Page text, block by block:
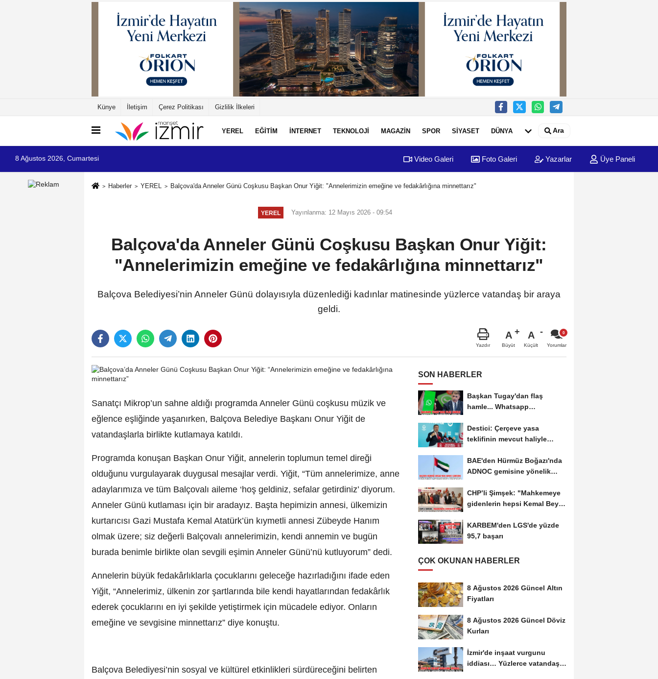
Künye İletişim Çerez Politikası Gizlilik İlkeleri
YEREL EĞİTİM İNTERNET TEKNOLOJİ MAGAZİN SPOR SİYASET DÜNYA Ara
8 Ağustos 2026, Cumartesi Video Galeri Foto Galeri Yazarlar Üye Paneli
Haberler YEREL Balçova'da Anneler Günü Coşkusu Başkan Onur Yiğit: "Annelerimizin emeğine ve fedakârlığına minnettarız"
YEREL Yayınlanma: 12 Mayıs 2026 - 09:54
Balçova'da Anneler Günü Coşkusu Başkan Onur Yiğit:
"Annelerimizin emeğine ve fedakârlığına minnettarız"
Balçova Belediyesi’nin Anneler Günü dolayısıyla düzenlediği kadınlar matinesinde yüzlerce vatandaş bir araya
geldi.
Yazdır
A
Büyüt
A
Küçült Yorumlar
Sanatçı Mikrop’un sahne aldığı programda Anneler Günü coşkusu müzik ve
eğlence eşliğinde yaşanırken, Balçova Belediye Başkanı Onur Yiğit de
vatandaşlarla birlikte kutlamaya katıldı.
Programda konuşan Başkan Onur Yiğit, annelerin toplumun temel direği
olduğunu vurgulayarak duygusal mesajlar verdi. Yiğit, “Tüm annelerimize, anne
adaylarımıza ve tüm Balçovalı aileme ‘hoş geldiniz, sefalar getirdiniz’ diyorum.
Anneler Günü kutlaması için bir aradayız. Başta hepimizin annesi, ülkemizin
kurtarıcısı Gazi Mustafa Kemal Atatürk’ün kıymetli annesi Zübeyde Hanım
olmak üzere; siz değerli Balçovalı annelerimizin, kendi annemin ve bugün
burada benimle birlikte olan sevgili eşimin Anneler Günü’nü kutluyorum” dedi.
Annelerin büyük fedakârlıklarla çocuklarını geleceğe hazırladığını ifade eden
Yiğit, “Annelerimiz, ülkenin zor şartlarında bile kendi hayatlarından fedakârlık
ederek çocuklarını en iyi şekilde yetiştirmek için mücadele ediyor. Onların
emeğine ve sevgisine minnettarız” diye konuştu.
Balçova Belediyesi’nin sosyal ve kültürel etkinlikleri sürdüreceğini belirten
SON HABERLER
Başkan Tugay'dan flaş
hamle... Whatsapp
Destici: Çerçeve yasa
teklifinin mevcut haliyle
BAE'den Hürmüz Boğazı'nda
ADNOC gemisine yönelik
CHP’li Şimşek: "Mahkemeye
gidenlerin hepsi Kemal Bey’e
KARBEM'den LGS'de yüzde
95,7 başarı
ÇOK OKUNAN HABERLER
8 Ağustos 2026 Güncel Altın
Fiyatları
8 Ağustos 2026 Güncel Döviz
Kurları
İzmir'de inşaat vurgunu
iddiası… Yüzlerce vatandaş